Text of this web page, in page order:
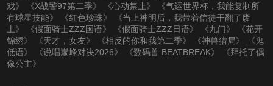
戏》
《X战警97第二季》 《心动禁止》
《气运世界杯，我能复制所
有球星技能》
《红色珍珠》
《当上神明后，我带着信徒干翻了废
土》
《假面骑士ZZZ国语》 《假面骑士ZZZ日语》 《九门》
《花开
锦绣》
《天才，女友》 《相反的你和我第二季》 《神兽猎局》
《鬼
低语》
《说唱巅峰对决2026》 《数码兽 BEATBREAK》
《拜托了偶
像公主》